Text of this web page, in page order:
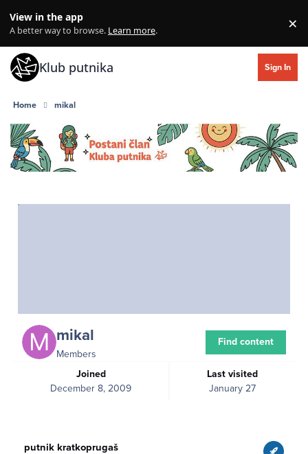
View in the app
A better way to browse. Learn more. ×
Klub putnika Sign In
Home mikal
mikal
Members
Joined
December 8, 2009
Last visited
January 27
Find content
putnik kratkoprugaš